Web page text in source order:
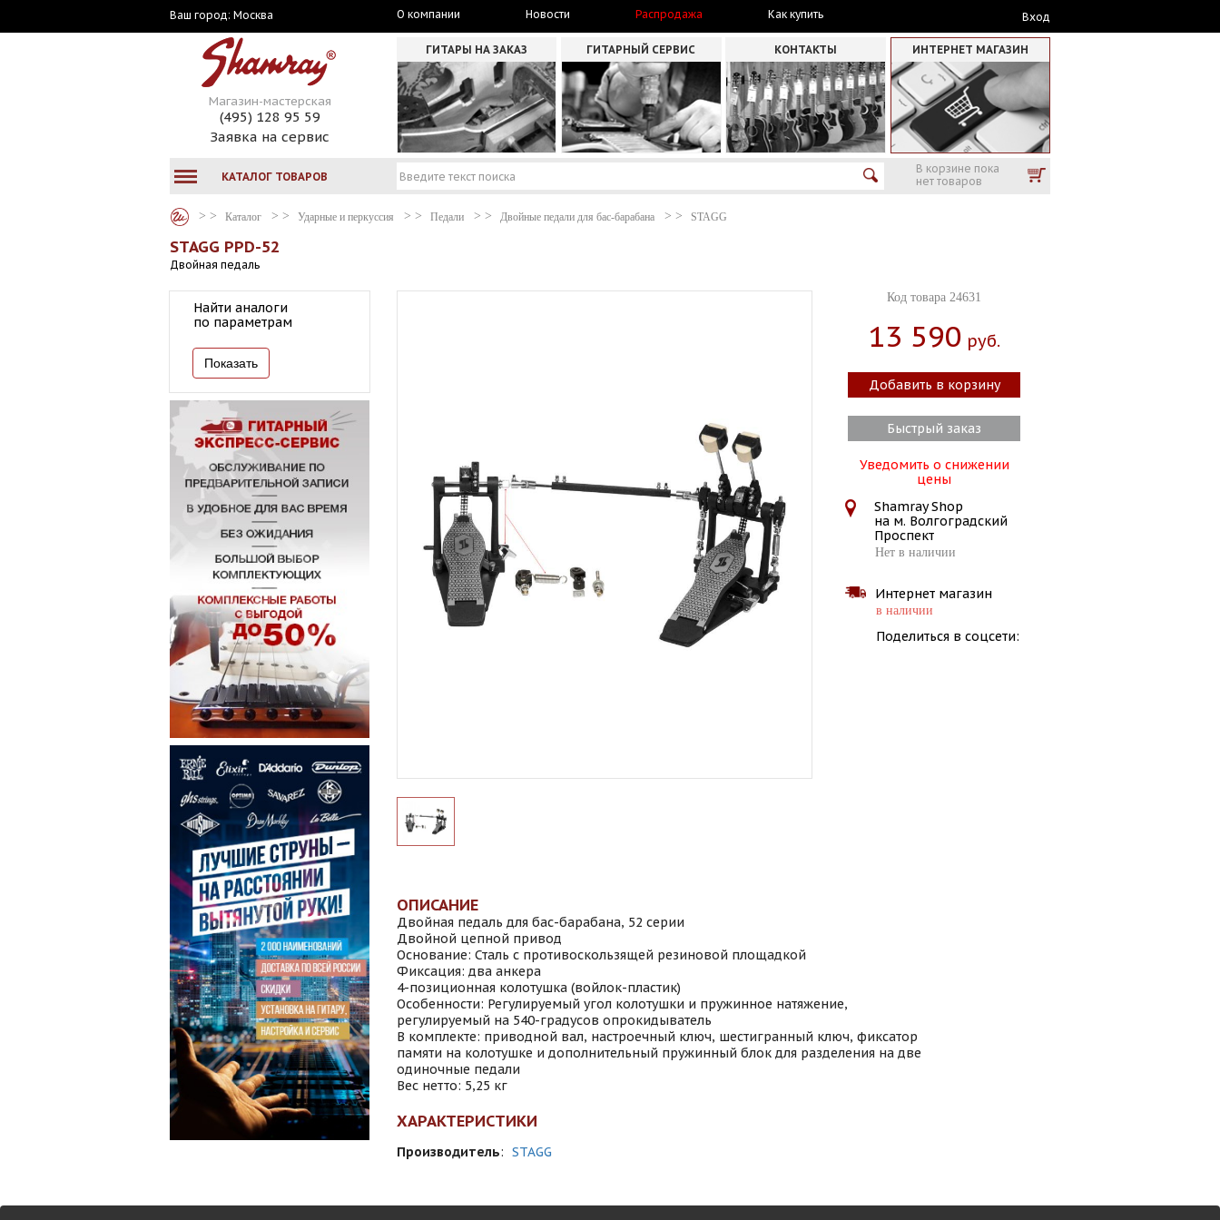
Ваш город: Москва О компании Новости Распродажа Как купить Вход
Магазин-мастерская
(495) 128 95 59
Заявка на сервис
ГИТАРЫ НА ЗАКАЗ ГИТАРНЫЙ СЕРВИС КОНТАКТЫ ИНТЕРНЕТ МАГАЗИН
КАТАЛОГ ТОВАРОВ
В корзине пока
нет товаров
Каталог Ударные и перкуссия Педали Двойные педали для бас-барабана STAGG
STAGG PPD-52
Двойная педаль
Найти аналоги
по параметрам
Код товара 24631
13 590 Руб.
Добавить в корзину
Быстрый заказ
Уведомить о снижении
цены
Shamray Shop
на м. Волгоградский
Проспект
Нет в наличии
Интернет магазин
в наличии
Поделиться в соцсети:
ОПИСАНИЕ
Двойная педаль для бас-барабана, 52 серии
Двойной цепной привод
Основание: Сталь с противоскользящей резиновой площадкой
Фиксация: два анкера
4-позиционная колотушка (войлок-пластик)
Особенности: Регулируемый угол колотушки и пружинное натяжение,
регулируемый на 540-градусов опрокидыватель
В комплекте: приводной вал, настроечный ключ, шестигранный ключ, фиксатор
памяти на колотушке и дополнительный пружинный блок для разделения на две
одиночные педали
Вес нетто: 5,25 кг
ХАРАКТЕРИСТИКИ
Производитель: STAGG